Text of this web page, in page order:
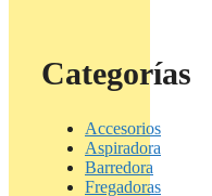
Categorías
Accesorios
Aspiradora
Barredora
Fregadoras